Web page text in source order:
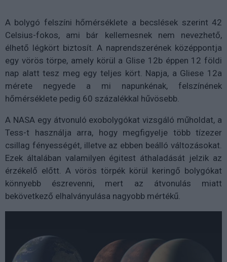
A bolygó felszíni hőmérséklete a becslések szerint 42
Celsius-fokos, ami bár kellemesnek nem nevezhető,
élhető légkört biztosít. A naprendszerének középpontja
egy vörös törpe, amely körül a Glise 12b éppen 12 földi
nap alatt tesz meg egy teljes kört. Napja, a Gliese 12a
mérete negyede a mi napunkénak, felszínének
hőmérséklete pedig 60 százalékkal hűvösebb.
A NASA egy átvonuló exobolygókat vizsgáló műholdat, a
Tess-t használja arra, hogy megfigyelje több tízezer
csillag fényességét, illetve az ebben beálló változásokat.
Ezek általában valamilyen égitest áthaladását jelzik az
érzékelő előtt. A vörös törpék körül keringő bolygókat
könnyebb észrevenni, mert az átvonulás miatt
bekövetkező elhalványulása nagyobb mértékű.